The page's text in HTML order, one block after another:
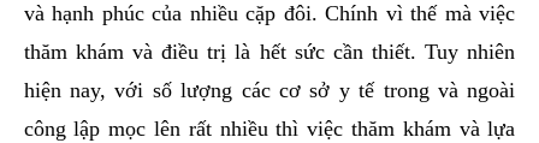
và hạnh phúc của nhiều cặp đôi. Chính vì thế mà việc
thăm khám và điều trị là hết sức cần thiết. Tuy nhiên
hiện nay, với số lượng các cơ sở y tế trong và ngoài
công lập mọc lên rất nhiều thì việc thăm khám và lựa